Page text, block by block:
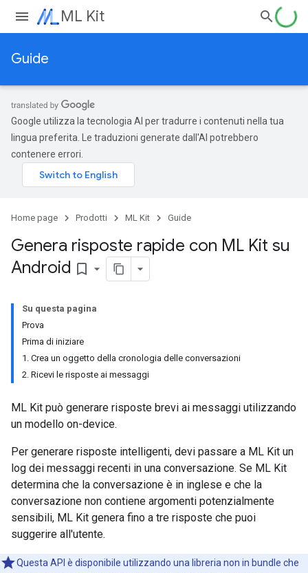
ML Kit
Guide
Google utilizza la tecnologia AI per tradurre i contenuti nella tua
lingua preferita. Le traduzioni generate dall'AI potrebbero
contenere errori.
Home page Prodotti ML Kit Guide
Genera risposte rapide con ML Kit su
Android bookmark_border
Su questa pagina
Prova
Prima di iniziare
1. Crea un oggetto della cronologia delle conversazioni
2. Ricevi le risposte ai messaggi
ML Kit può generare risposte brevi ai messaggi utilizzando
un modello on-device.
Per generare risposte intelligenti, devi passare a ML Kit un
log dei messaggi recenti in una conversazione. Se ML Kit
determina che la conversazione è in inglese e che la
conversazione non contiene argomenti potenzialmente
sensibili, ML Kit genera fino a tre risposte che puoi
suggerire all'utente.
Questa API è disponibile utilizzando una libreria non in bundle che